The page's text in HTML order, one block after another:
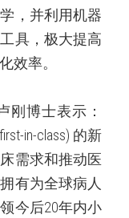
，并利用机器
具，极大提高
效率。
刚博士表示：
in-class) 的新
需求和推动医
有为全球病人
今后20年内小